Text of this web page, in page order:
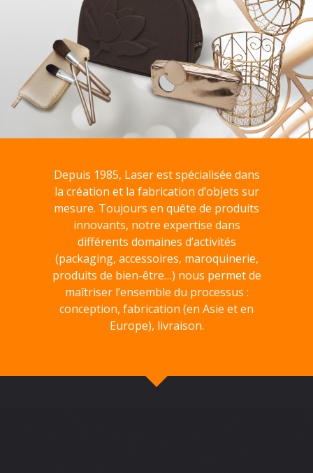
Depuis 1985, Laser est spécialisée dans
la création et la fabrication d’objets sur
mesure. Toujours en quête de produits
innovants, notre expertise dans
différents domaines d’activités
(packaging, accessoires, maroquinerie,
produits de bien-être…) nous permet de
maîtriser l’ensemble du processus :
conception, fabrication (en Asie et en
Europe), livraison.